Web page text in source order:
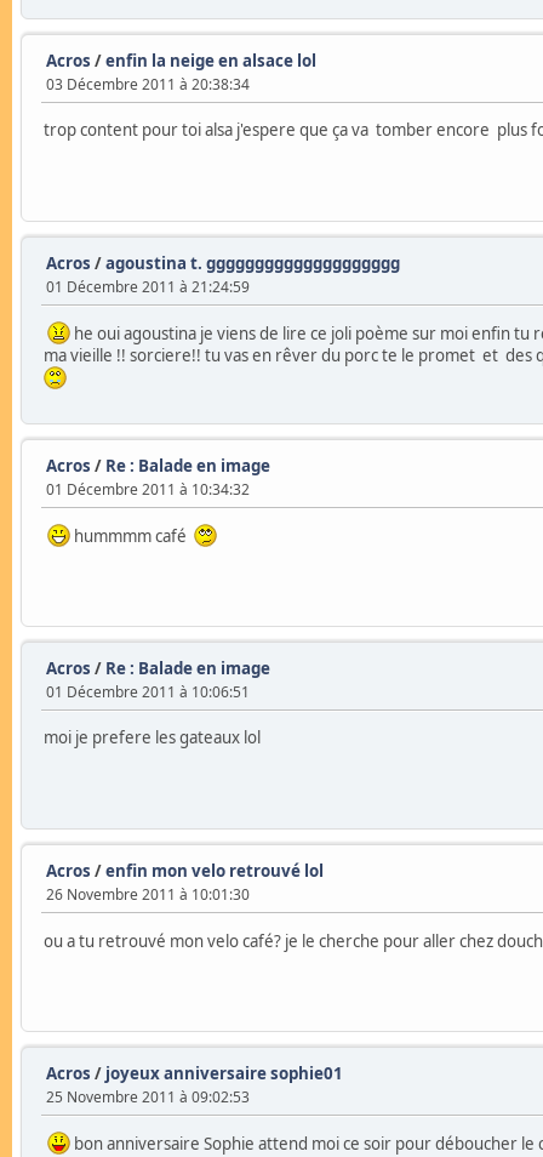
Acros /enfin la neige en alsace lol
03 Décembre 2011 à 20:38:34
trop content pour toi alsa j'espere que ça va tomber encore plus
Acros /agoustina t. gggggggggggggggggggg
01 Décembre 2011 à 21:24:59
he oui agoustina je viens de lire ce joli poème sur moi enfin
ma vieille !! sorciere!! tu vas en rêver du porc te le promet et des
Acros / Re : Balade en image
01 Décembre 2011 à 10:34:32
hummmm café
Acros / Re : Balade en image
01 Décembre 2011 à 10:06:51
moi je prefere les gateaux lol
Acros /enfin mon velo retrouvé lol
26 Novembre 2011 à 10:01:30
ou a tu retrouvé mon velo café? je le cherche pour aller chez
Acros / joyeux anniversaire sophie01
25 Novembre 2011 à 09:02:53
bon anniversaire Sophie attend moi ce soir pour déboucher